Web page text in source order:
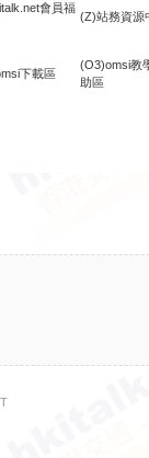
會員福
(Z)站務資源
下載區
(O3)omsi教
助區